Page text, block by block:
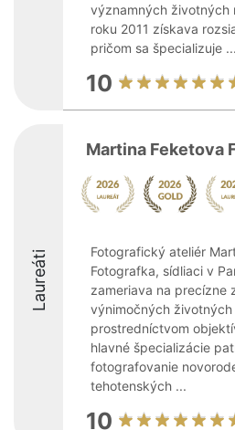
významných životných
roku 2011 získava
pričom sa špecializuje ...
10
Laureáti
Martina Feketova
Fotografický ateliér
Fotografka, sídliaci v
zameriava na precízne
výnimočných životných
prostredníctvom
hlavné špecializácie
fotografovanie
tehotenských ...
10